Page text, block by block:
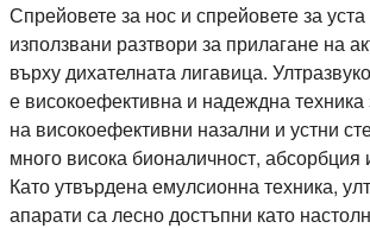
Спрейовете за нос и спрейовете за
използвани разтвори за прилагане на
върху дихателната лигавица.
е високоефективна и надеждна техника
на високоефективни назални и устни
много висока бионаличност, абсорбция
Като утвърдена емулсионна техника,
апарати са лесно достъпни като